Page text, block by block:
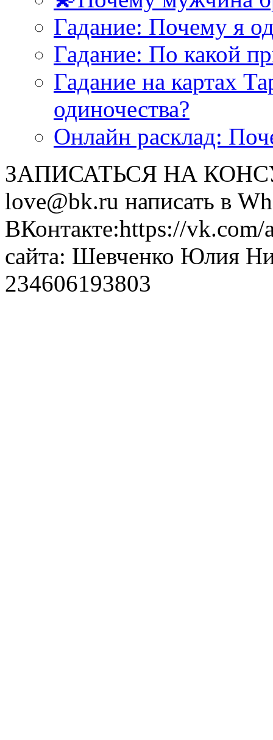
Гадание: Почему я
Гадание: По какой
Гадание на картах
одиночества?
Онлайн расклад:
ЗАПИСАТЬСЯ НА
love@bk.ru написать в
ВКонтакте:https://
сайта: Шевченко Юлия
234606193803